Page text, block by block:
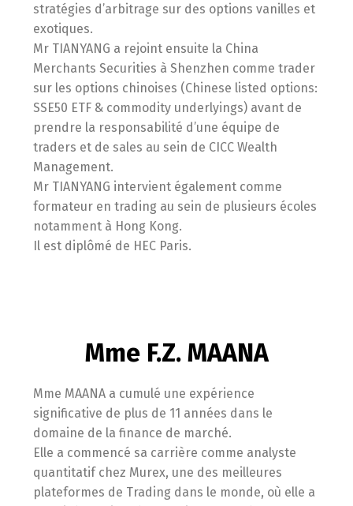
stratégies d’arbitrage sur des options vanilles et
exotiques.
Mr TIANYANG a rejoint ensuite la China
Merchants Securities à Shenzhen comme trader
sur les options chinoises (Chinese listed options:
SSE50 ETF & commodity underlyings) avant de
prendre la responsabilité d’une équipe de
traders et de sales au sein de CICC Wealth
Management.
Mr TIANYANG intervient également comme
formateur en trading au sein de plusieurs écoles
notamment à Hong Kong.
Il est diplômé de HEC Paris.
Mme F.Z. MAANA
Mme MAANA a cumulé une expérience
significative de plus de 11 années dans le
domaine de la finance de marché.
Elle a commencé sa carrière comme analyste
quantitatif chez Murex, une des meilleures
plateformes de Trading dans le monde, où elle a